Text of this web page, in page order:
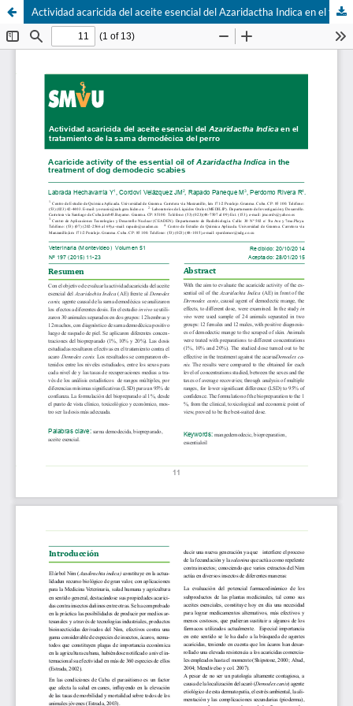
Actividad acaricida del aceite esencial del Azaridactha Indica en el tratamiento de la sarna demodécica del perro